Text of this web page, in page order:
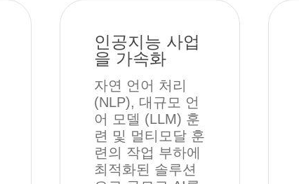
인공지능 사업
을 가속화
자연 언어 처리
(NLP), 대규모 언
어 모델 (LLM) 훈
련 및 멀티모달 훈
련의 작업 부하에
최적화된 솔루션